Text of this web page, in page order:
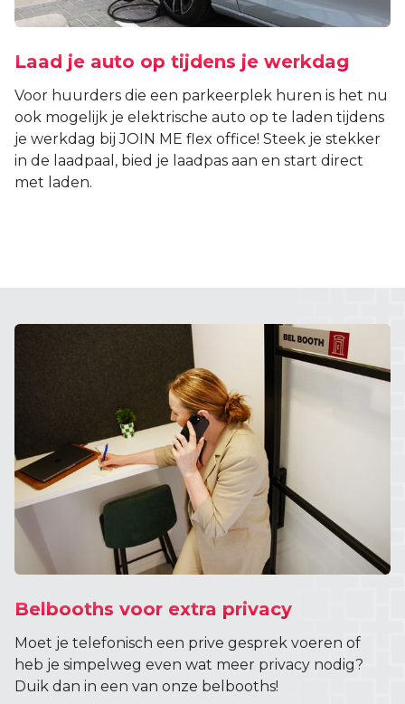
Laad je auto op tijdens je werkdag
Voor huurders die een parkeerplek huren is het nu
ook mogelijk je elektrische auto op te laden tijdens
je werkdag bij JOIN ME flex office! Steek je stekker
in de laadpaal, bied je laadpas aan en start direct
met laden.
Belbooths voor extra privacy
Moet je telefonisch een prive gesprek voeren of
heb je simpelweg even wat meer privacy nodig?
Duik dan in een van onze belbooths!